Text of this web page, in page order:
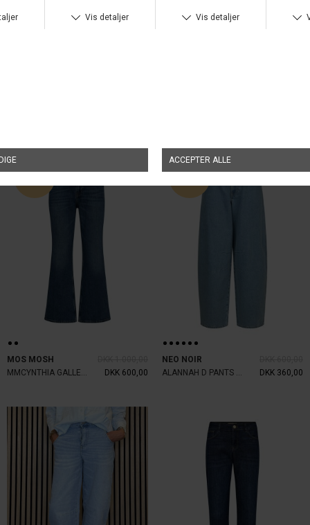
MOS MOSH
MMCYNTHIA GALLEON JEANS ANKLE
DKK 600,00
NEO NOIR
ALANNAH D PANTS STONEWASH
DKK 360,00